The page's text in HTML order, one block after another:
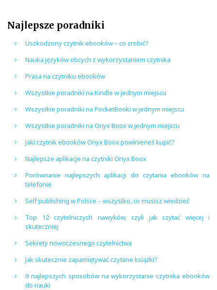
Najlepsze poradniki
Uszkodzony czytnik ebooków – co zrobić?
Nauka języków obcych z wykorzystaniem czytnika
Prasa na czytniku ebooków
Wszystkie poradniki na Kindle w jednym miejscu
Wszystkie poradniki na PocketBooki w jednym miejscu
Wszystkie poradniki na Onyx Boox w jednym miejscu
Jaki czytnik ebooków Onyx Boox powinieneś kupić?
Najlepsze aplikacje na czytniki Onyx Boox
Porównanie najlepszych aplikacji do czytania ebooków na
telefonie
Self publishing w Polsce – wszystko, co musisz wiedzieć
Top 12 czytelniczych nawyków, czyli jak czytać więcej i
skuteczniej
Sekrety nowoczesnego czytelnictwa
Jak skutecznie zapamiętywać czytane książki?
9 najlepszych sposobów na wykorzystanie czytnika ebooków
do nauki